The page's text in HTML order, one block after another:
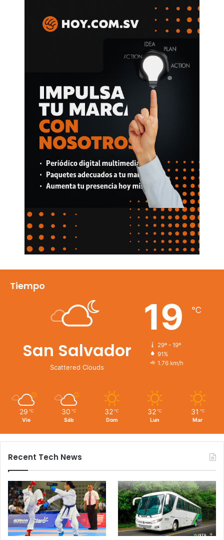
Tiempo
San Salvador
Scattered Clouds
19 ℃
29º - 19º
91%
1.76 km/h
29 ℃
Vie
30 ℃
Sáb
32 ℃
Dom
32 ℃
Lun
31 ℃
Mar
Recent Tech News